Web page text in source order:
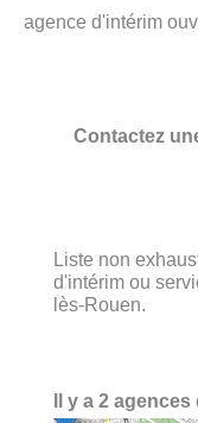
agence d'intérim
Contactez
Liste non
d'intérim ou
lès-Rouen.
Il y a 2